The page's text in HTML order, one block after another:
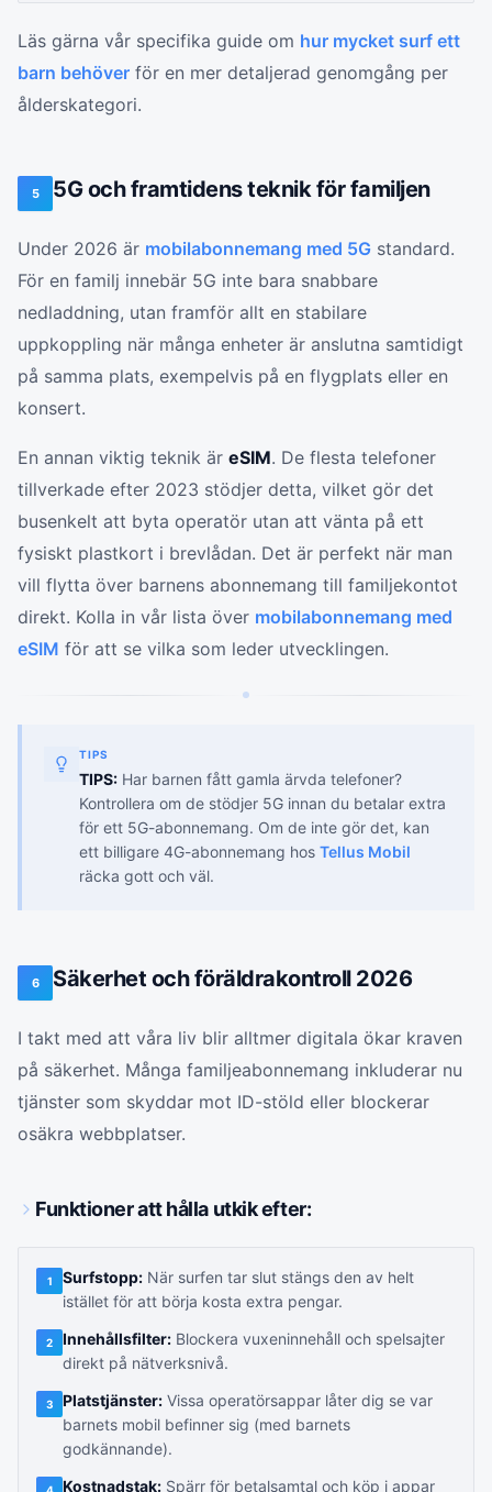
Läs gärna vår specifika guide om hur mycket surf ett
barn behöver för en mer detaljerad genomgång per
ålderskategori.
5 5G och framtidens teknik för familjen
Under 2026 är mobilabonnemang med 5G standard.
För en familj innebär 5G inte bara snabbare
nedladdning, utan framför allt en stabilare
uppkoppling när många enheter är anslutna samtidigt
på samma plats, exempelvis på en flygplats eller en
konsert.
En annan viktig teknik är eSIM. De flesta telefoner
tillverkade efter 2023 stödjer detta, vilket gör det
busenkelt att byta operatör utan att vänta på ett
fysiskt plastkort i brevlådan. Det är perfekt när man
vill flytta över barnens abonnemang till familjekontot
direkt. Kolla in vår lista över mobilabonnemang med
eSIM för att se vilka som leder utvecklingen.
TIPS
TIPS: Har barnen fått gamla ärvda telefoner?
Kontrollera om de stödjer 5G innan du betalar extra
för ett 5G-abonnemang. Om de inte gör det, kan
ett billigare 4G-abonnemang hos Tellus Mobil
räcka gott och väl.
6 Säkerhet och föräldrakontroll 2026
I takt med att våra liv blir alltmer digitala ökar kraven
på säkerhet. Många familjeabonnemang inkluderar nu
tjänster som skyddar mot ID-stöld eller blockerar
osäkra webbplatser.
Funktioner att hålla utkik efter:
1 Surfstopp: När surfen tar slut stängs den av helt
istället för att börja kosta extra pengar.
2 Innehållsfilter: Blockera vuxeninnehåll och spelsajter
direkt på nätverksnivå.
3 Platstjänster: Vissa operatörsappar låter dig se var
barnets mobil befinner sig (med barnets
godkännande).
Kostnadstak: Spärr för betalsamtal och köp i appar